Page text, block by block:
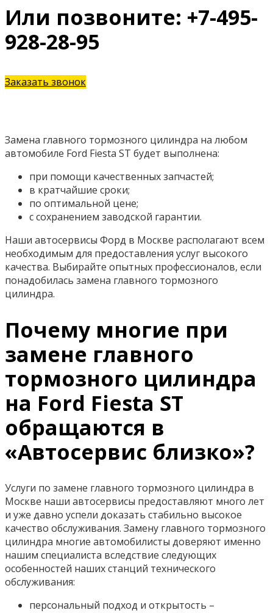
Или позвоните: +7-495-
928-28-95
Заказать звонок
Замена главного тормозного цилиндра на любом
автомобиле Ford Fiesta ST будет выполнена:
при помощи качественных запчастей;
в кратчайшие сроки;
по оптимальной цене;
с сохранением заводской гарантии.
Наши автосервисы Форд в Москве располагают всем
необходимым для предоставления услуг высокого
качества. Выбирайте опытных профессионалов, если
понадобилась замена главного тормозного
цилиндра.
Почему многие при
замене главного
тормозного цилиндра
на Ford Fiesta ST
обращаются в
«Автосервис близко»?
Услуги по замене главного тормозного цилиндра в
Москве наши автосервисы предоставляют много лет
и уже давно успели доказать стабильно высокое
качество обслуживания. Замену главного тормозного
цилиндра многие автомобилисты доверяют именно
нашим специалиста вследствие следующих
особенностей наших станций технического
обслуживания:
персональный подход и открытость –